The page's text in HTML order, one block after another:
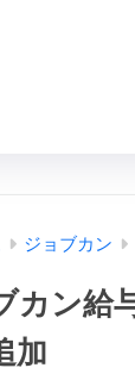
ジョブカン
カン給
加